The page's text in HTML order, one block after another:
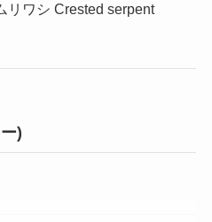
リワシ Crested serpent
)